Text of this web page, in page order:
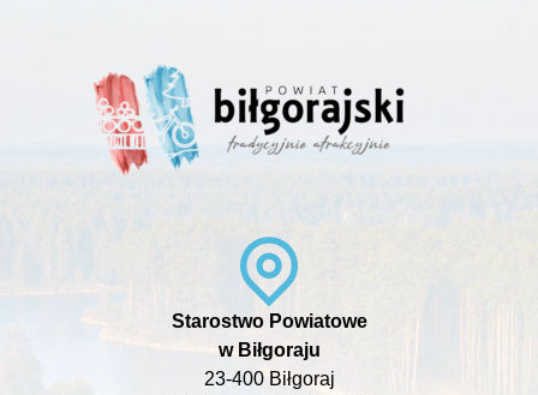
Starostwo Powiatowe
w Biłgoraju
23-400 Biłgoraj